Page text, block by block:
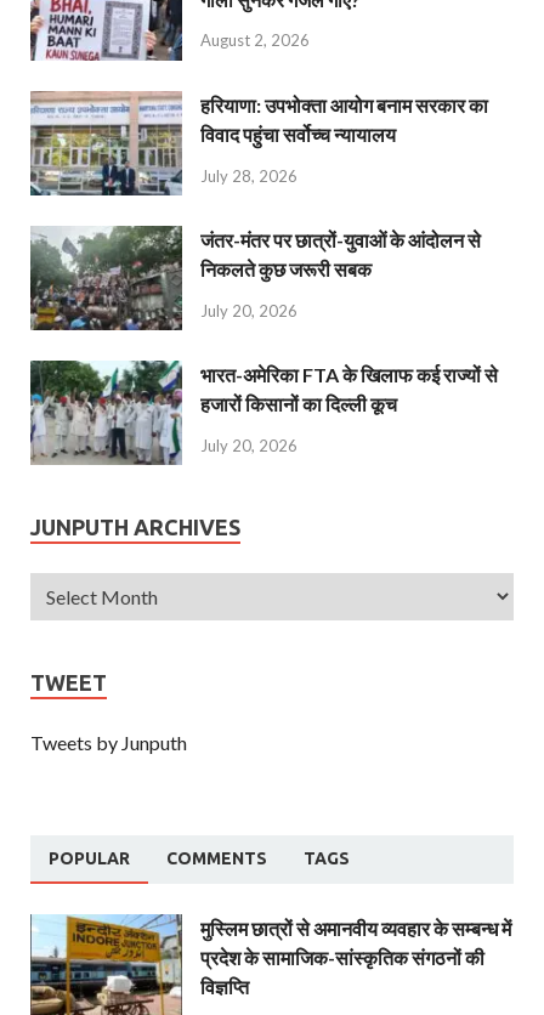
August 2, 2026
हरियाणा: उपभोक्ता आयोग बनाम सरकार का
विवाद पहुंचा सर्वोच्च न्यायालय
July 28, 2026
जंतर-मंतर पर छात्रों-युवाओं के आंदोलन से
निकलते कुछ जरूरी सबक
July 20, 2026
भारत-अमेरिका FTA के खिलाफ कई राज्यों से
हजारों किसानों का दिल्ली कूच
July 20, 2026
JUNPUTH ARCHIVES
TWEET
Tweets by Junputh
POPULAR COMMENTS TAGS
मुस्लिम छात्रों से अमानवीय व्यवहार के सम्बन्ध में
प्रदेश के सामाजिक-सांस्कृतिक संगठनों की
विज्ञप्ति